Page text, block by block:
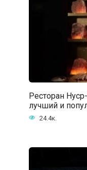
Ресторан
лучший и
24.4к.